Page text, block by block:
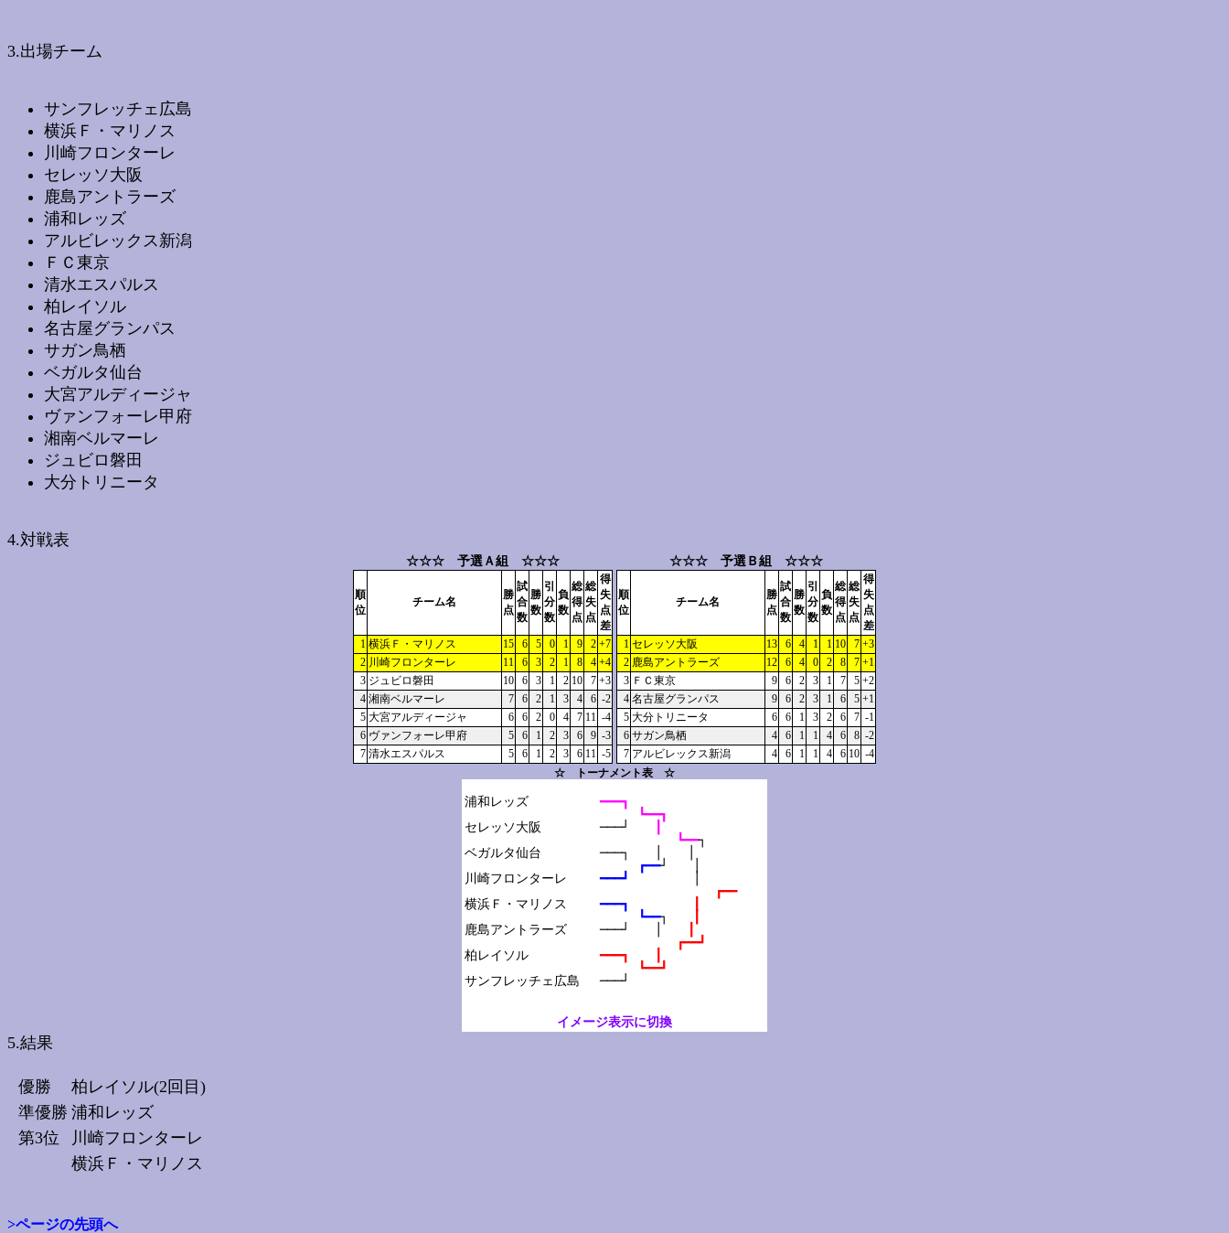
3.出場チーム
サンフレッチェ広島
横浜Ｆ・マリノス
川崎フロンターレ
セレッソ大阪
鹿島アントラーズ
浦和レッズ
アルビレックス新潟
ＦＣ東京
清水エスパルス
柏レイソル
名古屋グランパス
サガン鳥栖
ベガルタ仙台
大宮アルディージャ
ヴァンフォーレ甲府
湘南ベルマーレ
ジュビロ磐田
大分トリニータ
4.対戦表
☆☆☆ 予選Ａ組 ☆☆☆
順
位
チーム名
勝
点
試
合
数
勝
数
引
分
数
負
数
総
得
点
総
失
点
得
失
点
差
1 横浜Ｆ・マリノス 15 6 5 0 1 9 2 +7
2 川崎フロンターレ 11 6 3 2 1 8 4 +4
3 ジュビロ磐田 10 6 3 1 2 10 7 +3
4 湘南ベルマーレ 7 6 2 1 3 4 6 -2
5 大宮アルディージャ 6 6 2 0 4 7 11 -4
6 ヴァンフォーレ甲府 5 6 1 2 3 6 9 -3
7 清水エスパルス 5 6 1 2 3 6 11 -5
☆☆☆ 予選Ｂ組 ☆☆☆
順
位
チーム名
勝
点
試
合
数
勝
数
引
分
数
負
数
総
得
点
総
失
点
得
失
点
差
1 セレッソ大阪 13 6 4 1 1 10 7 +3
2 鹿島アントラーズ 12 6 4 0 2 8 7 +1
3 ＦＣ東京 9 6 2 3 1 7 5 +2
4 名古屋グランパス 9 6 2 3 1 6 5 +1
5 大分トリニータ 6 6 1 3 2 6 7 -1
6 サガン鳥栖 4 6 1 1 4 6 8 -2
7 アルビレックス新潟 4 6 1 1 4 6 10 -4
☆ トーナメント表 ☆
浦和レッズ
セレッソ大阪
ベガルタ仙台
川崎フロンターレ
横浜Ｆ・マリノス
鹿島アントラーズ
柏レイソル
━━━┓
┗━━┓
───┘
┗━━┐
───┐　　│　　│
┏━━┘　　│
━━━┛
│
┏━━
━━━┓
┗━━┐
┃
───┘　　│
┏━━┛
━━━┓　　┃
┗━━┛
───┘
イメージ表示に切換
5.結果
優勝
柏レイソル(2回目)
準優勝 浦和レッズ
第3位
川崎フロンターレ
横浜Ｆ・マリノス
>ページの先頭へ